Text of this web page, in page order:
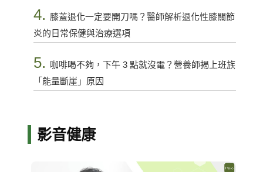
4. 膝蓋退化一定要開刀嗎？醫師解析退化性膝關節
炎的日常保健與治療選項
5.
咖啡喝不夠，下午 3 點就沒電？營養師揭上班族
「能量斷崖」原因
影音健康